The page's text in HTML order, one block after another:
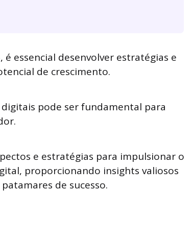
essencial desenvolver estratégias e
de crescimento.
pode ser fundamental para
e estratégias para impulsionar o
proporcionando insights valiosos
de sucesso.